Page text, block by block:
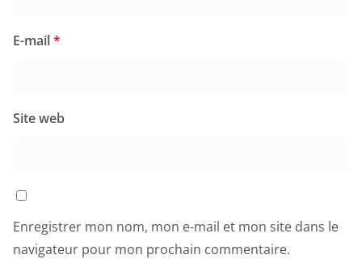
E-mail*
Site web
Enregistrer mon nom, mon e-mail et mon site dans le
navigateur pour mon prochain commentaire.